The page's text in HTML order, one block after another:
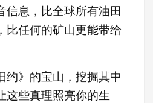
信息，比全球所有油田
比任何的矿山更能带给
约》的宝山，挖掘其中
这些真理照亮你的生